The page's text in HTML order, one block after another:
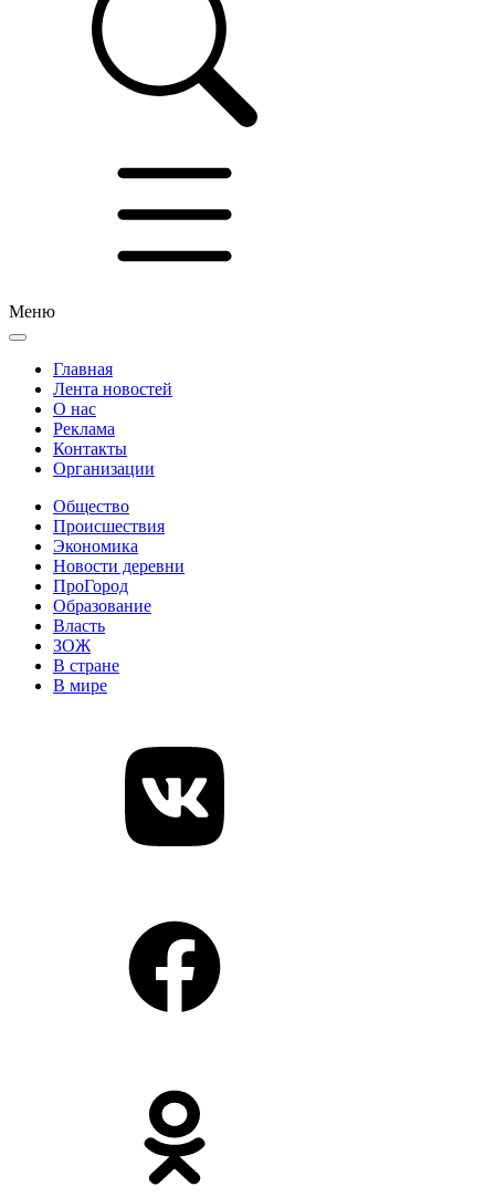
Меню
Главная
Лента новостей
О нас
Реклама
Контакты
Организации
Общество
Происшествия
Экономика
Новости деревни
ПроГород
Образование
Власть
ЗОЖ
В стране
В мире